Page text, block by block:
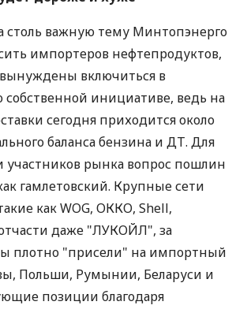
столь важную тему Минтопэнерго
импортеров нефтепродуктов,
включиться в
инициативе, ведь на
сегодня приходится около
баланса бензина и ДТ. Для
участников рынка вопрос пошлин
гамлетовский. Крупные сети
как WOG, ОККО, Shell,
даже "ЛУКОЙЛ", за
плотно "присели" на импортный
Польши, Румынии, Беларуси и
позиции благодаря